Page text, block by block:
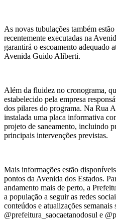
As novas tubulações também
recentemente executadas na
garantirá o escoamento adequado
Avenida Guido Aliberti.
Além da fluidez no cronograma,
estabelecido pela empresa
dos pilares do programa. Na Rua
instalada uma placa informativa
projeto de saneamento, incluindo
principais intervenções previstas.
Mais informações estão
pontos da Avenida dos Estados.
andamento mais de perto, a
a população a seguir as redes
conteúdos e atualizações semanais
@prefeitura_saocaetanodosul e